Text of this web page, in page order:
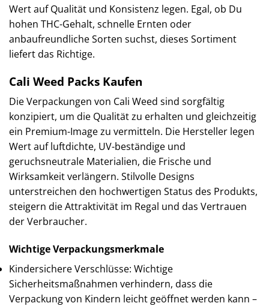
Wert auf Qualität und Konsistenz legen. Egal, ob Du
hohen THC-Gehalt, schnelle Ernten oder
anbaufreundliche Sorten suchst, dieses Sortiment
liefert das Richtige.
Cali Weed Packs Kaufen
Die Verpackungen von Cali Weed sind sorgfältig
konzipiert, um die Qualität zu erhalten und gleichzeitig
ein Premium-Image zu vermitteln. Die Hersteller legen
Wert auf luftdichte, UV-beständige und
geruchsneutrale Materialien, die Frische und
Wirksamkeit verlängern. Stilvolle Designs
unterstreichen den hochwertigen Status des Produkts,
steigern die Attraktivität im Regal und das Vertrauen
der Verbraucher.
Wichtige Verpackungsmerkmale
Kindersichere Verschlüsse: Wichtige
Sicherheitsmaßnahmen verhindern, dass die
Verpackung von Kindern leicht geöffnet werden kann –